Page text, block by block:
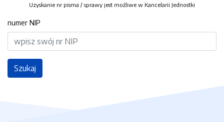
Uzyskanie nr pisma / sprawy jest możliwe w Kancelarii Jednostki
numer NIP
Szukaj